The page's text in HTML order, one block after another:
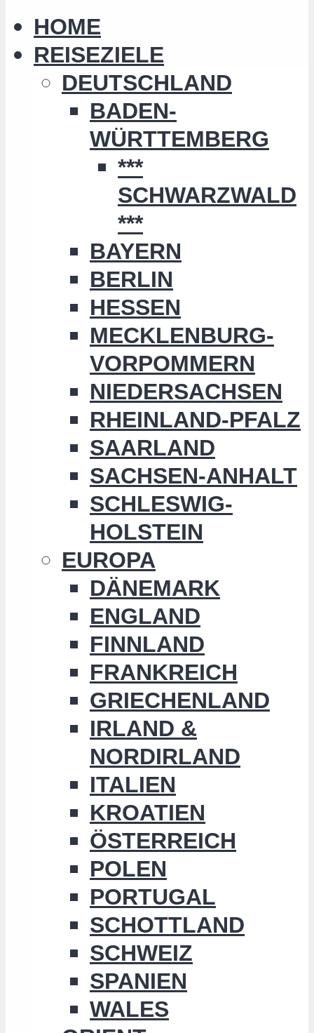
HOME
REISEZIELE
DEUTSCHLAND
BADEN-
WÜRTTEMBERG
***
SCHWARZWALD
***
BAYERN
BERLIN
HESSEN
MECKLENBURG-
VORPOMMERN
NIEDERSACHSEN
RHEINLAND-PFALZ
SAARLAND
SACHSEN-ANHALT
SCHLESWIG-
HOLSTEIN
EUROPA
DÄNEMARK
ENGLAND
FINNLAND
FRANKREICH
GRIECHENLAND
IRLAND &
NORDIRLAND
ITALIEN
KROATIEN
ÖSTERREICH
POLEN
PORTUGAL
SCHOTTLAND
SCHWEIZ
SPANIEN
WALES